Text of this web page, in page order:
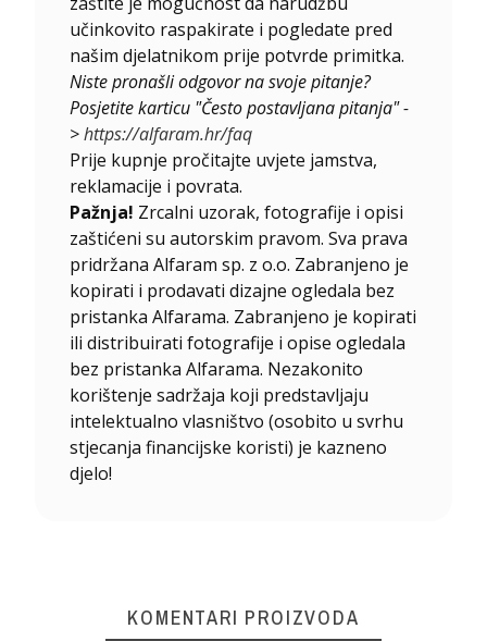
učinkovito raspakirate i pogledate pred
našim djelatnikom prije potvrde primitka.
Niste pronašli odgovor na svoje pitanje?
Posjetite karticu "Često postavljana pitanja" -
>https://alfaram.hr/faq
Prije kupnje pročitajte uvjete jamstva,
reklamacije i povrata.
Pažnja! Zrcalni uzorak, fotografije i opisi
zaštićeni su autorskim pravom. Sva prava
pridržana Alfaram sp. z o.o. Zabranjeno je
kopirati i prodavati dizajne ogledala bez
pristanka Alfarama. Zabranjeno je kopirati
ili distribuirati fotografije i opise ogledala
bez pristanka Alfarama. Nezakonito
korištenje sadržaja koji predstavljaju
intelektualno vlasništvo (osobito u svrhu
stjecanja financijske koristi) je kazneno
djelo!
KOMENTARI PROIZVODA